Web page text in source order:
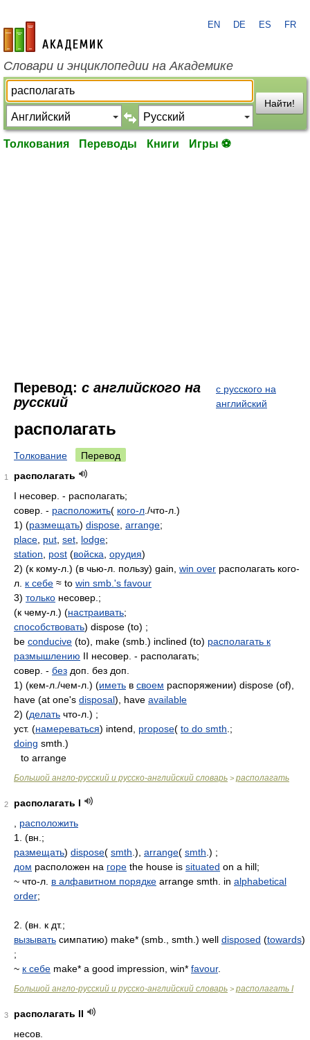
academic.ru
EN DE ES FR
Словари и энциклопедии на Академике
Найти!
Толкования Переводы Книги Игры ⚽
Перевод: с английского на
русский
с русского на
английский
располагать
Толкование Перевод
1
располагать
I несовер. - располагать;
совер. - расположить( кого-л ./что-л.)
1) (размещать) dispose arrange;
place put set lodge;
station
post (войска орудия)
2) (к кому-л.) (в чью-л. пользу) gain, win over располагать кого-
л. к себе ≈ to win smb.'s favour
3) только несовер.;
(к чему-л.) (настраивать;
способствовать) dispose (to) ;
be conducive (to), make (smb.) inclined (to) располагать к
размышлению II несовер. - располагать;
совер. - без доп. без доп.
1) (кем-л./чем-л.) (иметь в своем распоряжении) dispose (of),
have (at one's disposal), have available
2) (делать что-л.) ;
уст. (намереваться) intend, propose( to do smth .;
doing smth.)
to arrange
Большой англо-русский и русско-английский словарь > располагать
2
располагать I
расположить
1. (вн.;
размещать) dispose( smth .), arrange( smth .) ;
дом расположен на горе the house is situated on a hill;
~ что-л. в алфавитном порядке arrange smth. in alphabetical
order;
2. (вн. к дт.;
вызывать симпатию) make* (smb., smth.) well disposed (towards)
;
~ к себе make* a good impression, win* favour.
Большой англо-русский и русско-английский словарь > располагать I
3
располагать II
несов.